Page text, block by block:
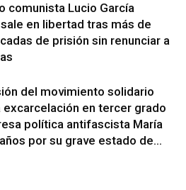
comunista Lucio García
en libertad tras más de
de prisión sin renunciar a
del movimiento solidario
excarcelación en tercer grado
política antifascista María
por su grave estado de...